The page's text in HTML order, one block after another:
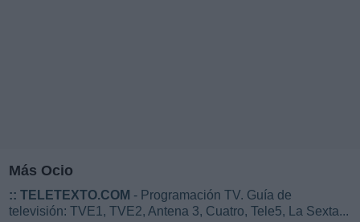
Más Ocio
:: TELETEXTO.COM - Programación TV. Guía de
televisión: TVE1, TVE2, Antena 3, Cuatro, Tele5, La Sexta...